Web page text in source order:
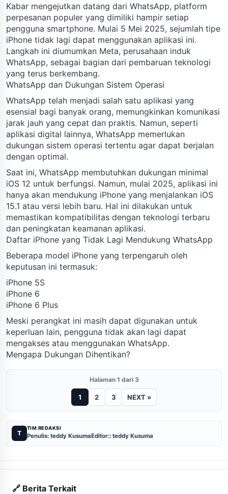
Kabar mengejutkan datang dari WhatsApp, platform
perpesanan populer yang dimiliki hampir setiap
pengguna smartphone. Mulai 5 Mei 2025, sejumlah tipe
iPhone tidak lagi dapat menggunakan aplikasi ini.
Langkah ini diumumkan Meta, perusahaan induk
WhatsApp, sebagai bagian dari pembaruan teknologi
yang terus berkembang.
WhatsApp dan Dukungan Sistem Operasi
WhatsApp telah menjadi salah satu aplikasi yang
esensial bagi banyak orang, memungkinkan komunikasi
jarak jauh yang cepat dan praktis. Namun, seperti
aplikasi digital lainnya, WhatsApp memerlukan
dukungan sistem operasi tertentu agar dapat berjalan
dengan optimal.
Saat ini, WhatsApp membutuhkan dukungan minimal
iOS 12 untuk berfungsi. Namun, mulai 2025, aplikasi ini
hanya akan mendukung iPhone yang menjalankan iOS
15.1 atau versi lebih baru. Hal ini dilakukan untuk
memastikan kompatibilitas dengan teknologi terbaru
dan peningkatan keamanan aplikasi.
Daftar iPhone yang Tidak Lagi Mendukung WhatsApp
Beberapa model iPhone yang terpengaruh oleh
keputusan ini termasuk:
iPhone 5S
iPhone 6
iPhone 6 Plus
Meski perangkat ini masih dapat digunakan untuk
keperluan lain, pengguna tidak akan lagi dapat
mengakses atau menggunakan WhatsApp.
Mengapa Dukungan Dihentikan?
Halaman 1 dari 3
1 2 3 NEXT »
T
TIM REDAKSI
Penulis: teddy KusumaEditor:: teddy Kusuma
🔗 Berita Terkait